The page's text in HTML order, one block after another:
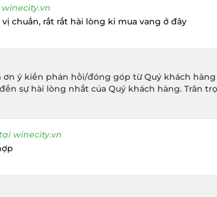
chuẩn, rất rất hài lòng ki mua vang ở đây
ý kiến phản hồi/đóng góp từ Quý khách
sự hài lòng nhất của Quý khách hàng. Trân
winecity.vn